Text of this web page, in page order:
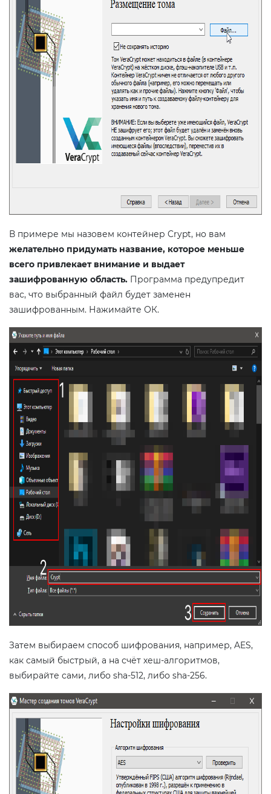
В примере мы назовем контейнер Crypt, но вам
желательно придумать название, которое меньше
всего привлекает внимание и выдает
зашифрованную область. Программа предупредит
вас, что выбранный файл будет заменен
зашифрованным. Нажимайте ОК.
Затем выбираем способ шифрования, например, AES,
как самый быстрый, а на счёт хеш-алгоритмов,
выбирайте сами, либо sha-512, либо sha-256.